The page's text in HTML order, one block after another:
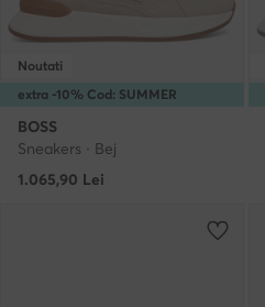
extra -10% Cod: SUMMER
Noutati
BOSS
Sneakers · Bej
1.065,90 Lei